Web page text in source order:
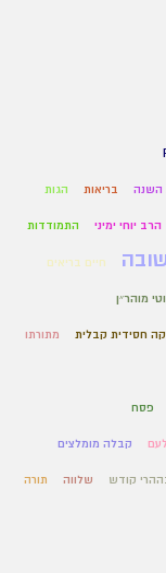
השנה בריאות הגות
הרב יוחי ימיני התמודדות
חיים בריאים
מוהר״ן
חסידית קבלית מתורתו
פסח
קבלה מומלצים
קודש שלווה תורה